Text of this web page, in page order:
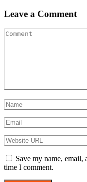
Leave a Comment
Save my name,
time I comment.